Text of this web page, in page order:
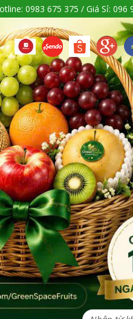
0983 675 375 / Giá Sỉ: 096